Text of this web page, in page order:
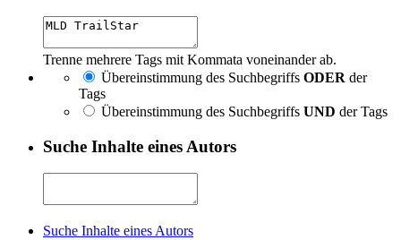
Trenne mehrere Tags mit Kommata voneinander ab.
Übereinstimmung des Suchbegriffs ODER der
Tags
Übereinstimmung des Suchbegriffs UND der Tags
Suche Inhalte eines Autors
Suche Inhalte eines Autors